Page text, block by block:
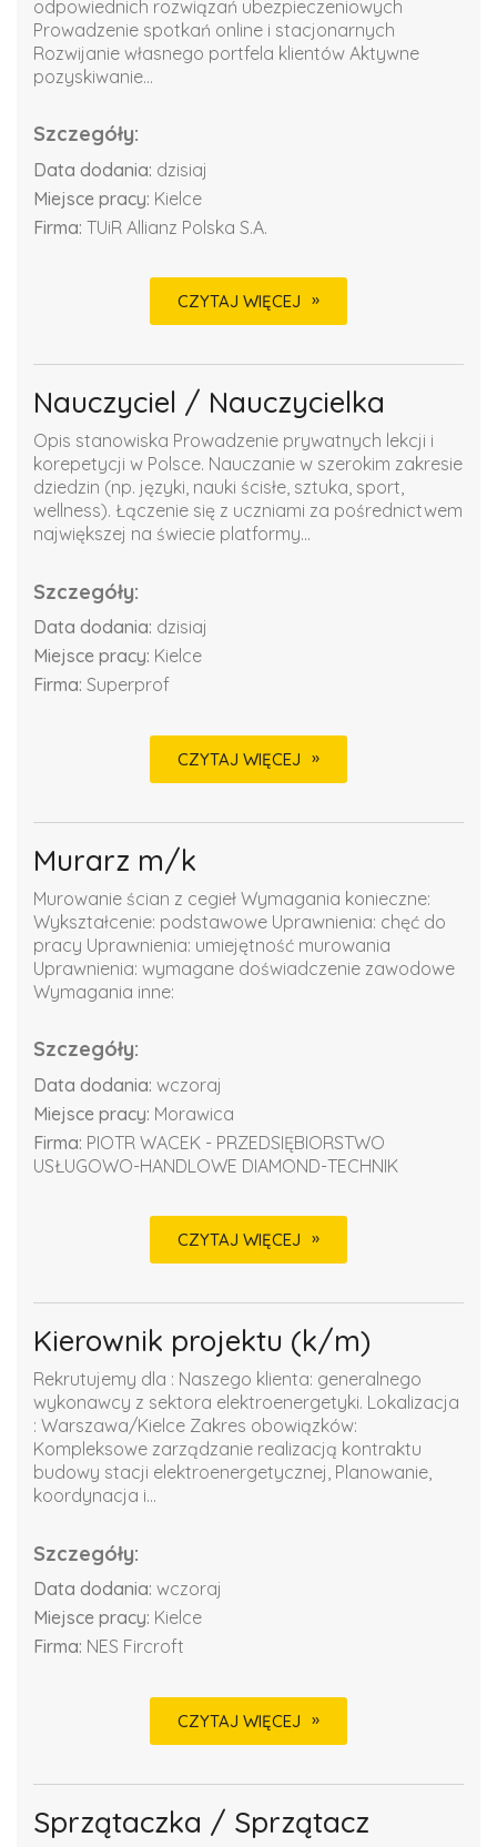
odpowiednich rozwiązań ubezpieczeniowych
Prowadzenie spotkań online i stacjonarnych
Rozwijanie własnego portfela klientów Aktywne
pozyskiwanie...
Szczegóły:
Data dodania: dzisiaj
Miejsce pracy: Kielce
Firma: TUiR Allianz Polska S.A.
CZYTAJ WIĘCEJ
Nauczyciel / Nauczycielka
Opis stanowiska Prowadzenie prywatnych lekcji i
korepetycji w Polsce. Nauczanie w szerokim zakresie
dziedzin (np. języki, nauki ścisłe, sztuka, sport,
wellness). Łączenie się z uczniami za pośrednictwem
największej na świecie platformy...
Szczegóły:
Data dodania: dzisiaj
Miejsce pracy: Kielce
Firma: Superprof
CZYTAJ WIĘCEJ
Murarz m/k
Murowanie ścian z cegieł Wymagania konieczne:
Wykształcenie: podstawowe Uprawnienia: chęć do
pracy Uprawnienia: umiejętność murowania
Uprawnienia: wymagane doświadczenie zawodowe
Wymagania inne:
Szczegóły:
Data dodania: wczoraj
Miejsce pracy: Morawica
Firma: PIOTR WACEK - PRZEDSIĘBIORSTWO
USŁUGOWO-HANDLOWE DIAMOND-TECHNIK
CZYTAJ WIĘCEJ
Kierownik projektu (k/m)
Rekrutujemy dla : Naszego klienta: generalnego
wykonawcy z sektora elektroenergetyki. Lokalizacja
: Warszawa/Kielce Zakres obowiązków:
Kompleksowe zarządzanie realizacją kontraktu
budowy stacji elektroenergetycznej, Planowanie,
koordynacja i...
Szczegóły:
Data dodania: wczoraj
Miejsce pracy: Kielce
Firma: NES Fircroft
CZYTAJ WIĘCEJ
Sprzątaczka / Sprzątacz